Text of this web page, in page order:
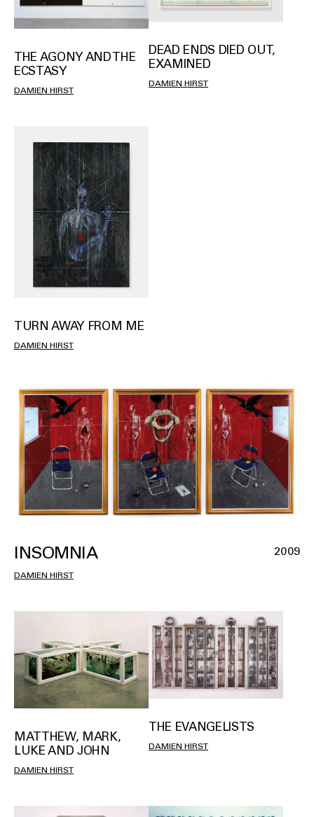
THE AGONY AND THE
ECSTASY
DAMIEN HIRST
DEAD ENDS DIED OUT,
EXAMINED
DAMIEN HIRST
TURN AWAY FROM ME
DAMIEN HIRST
INSOMNIA 2009
DAMIEN HIRST
MATTHEW, MARK,
LUKE AND JOHN
DAMIEN HIRST
THE EVANGELISTS
DAMIEN HIRST